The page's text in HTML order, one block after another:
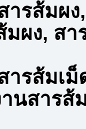
ารส้มผง
มผง, สา
ารส้มเม็
านสารส้